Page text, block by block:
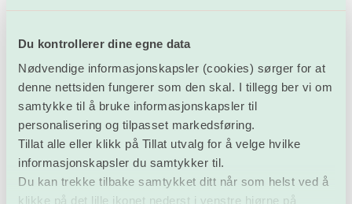
Du kontrollerer dine egne data
Nødvendige informasjonskapsler (cookies) sørger for at
denne nettsiden fungerer som den skal. I tillegg ber vi om
samtykke til å bruke informasjonskapsler til
personalisering og tilpasset markedsføring.
Tillat alle eller klikk på Tillat utvalg for å velge hvilke
informasjonskapsler du samtykker til.
Du kan trekke tilbake samtykket ditt når som helst ved å
klikke på det lille ikonet nederst i venstre hjørne på
Artikkel i Management Review Quarterly
The effects of activity-based workplaces on
contributors to organizational productivity: A
systematic review
Av Sepideh Masoudinejad og Jennifer A. Veitch,
National Research Council Canada.